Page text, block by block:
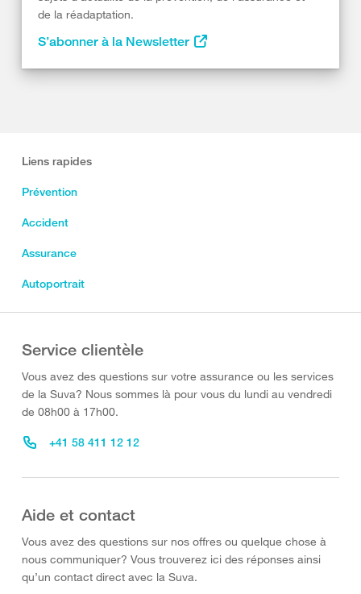
de la réadaptation.
S’abonner à la Newsletter
Liens rapides
Prévention
Accident
Assurance
Autoportrait
Service clientèle
Vous avez des questions sur votre assurance ou les services
de la Suva? Nous sommes là pour vous du lundi au vendredi
de 08h00 à 17h00.
+41 58 411 12 12
Aide et contact
Vous avez des questions sur nos offres ou quelque chose à
nous communiquer? Vous trouverez ici des réponses ainsi
qu’un contact direct avec la Suva.